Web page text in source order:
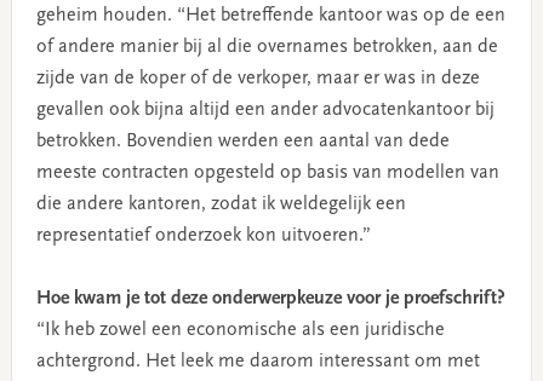
geheim houden. “Het betreffende kantoor was op de een
of andere manier bij al die overnames betrokken, aan de
zijde van de koper of de verkoper, maar er was in deze
gevallen ook bijna altijd een ander advocatenkantoor bij
betrokken. Bovendien werden een aantal van dede
meeste contracten opgesteld op basis van modellen van
die andere kantoren, zodat ik weldegelijk een
representatief onderzoek kon uitvoeren.”
Hoe kwam je tot deze onderwerpkeuze voor je proefschrift?
“Ik heb zowel een economische als een juridische
achtergrond. Het leek me daarom interessant om met